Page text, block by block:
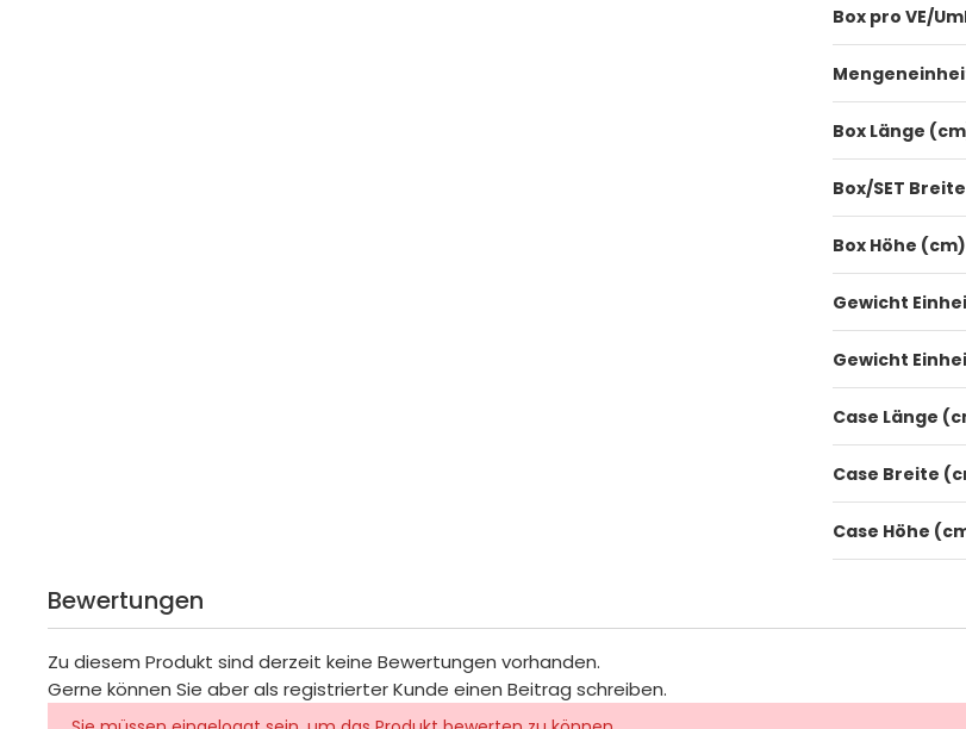
Box pro VE/
Box Länge
Box/SET
Box Höhe (cm)
Gewicht
Gewicht
Case Länge
Case Breite
Case Höhe
Bewertungen
Zu diesem Produkt sind derzeit keine Bewertungen vorhanden.
Gerne können Sie aber als registrierter Kunde einen Beitrag schreiben.